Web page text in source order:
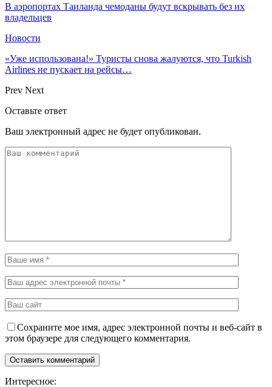
В аэропортах Таиланда чемоданы будут вскрывать без их
владельцев
Новости
«Уже использована!» Туристы снова жалуются, что Turkish
Airlines не пускает на рейсы…
Prev Next
Оставьте ответ
Ваш электронный адрес не будет опубликован.
Сохраните мое имя, адрес электронной почты и веб-сайт в
этом браузере для следующего комментария.
Интересное: